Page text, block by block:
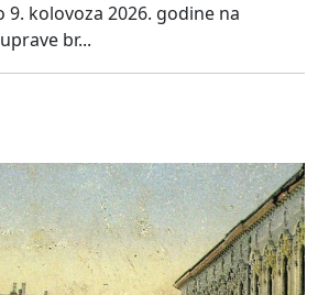
9. kolovoza 2026. godine na
br...